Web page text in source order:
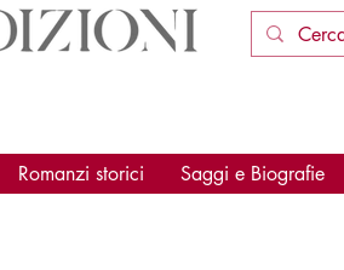
Romanzi storici Saggi e Biografie